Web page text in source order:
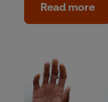
Read more